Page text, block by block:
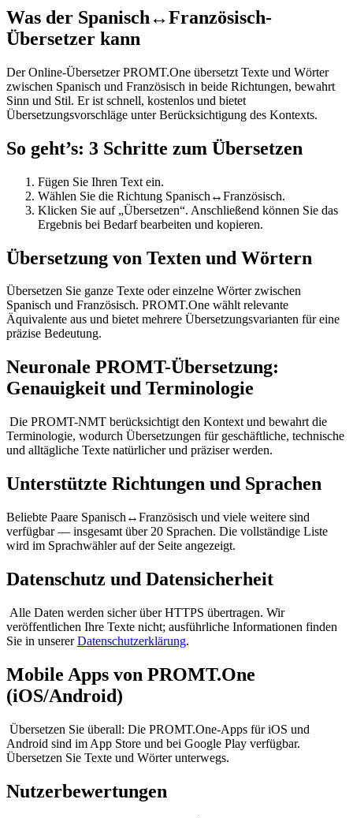
Was der Spanisch↔Französisch-
Übersetzer kann
Der Online-Übersetzer PROMT.One übersetzt Texte und Wörter
zwischen Spanisch und Französisch in beide Richtungen, bewahrt
Sinn und Stil. Er ist schnell, kostenlos und bietet
Übersetzungsvorschläge unter Berücksichtigung des Kontexts.
So geht’s: 3 Schritte zum Übersetzen
Fügen Sie Ihren Text ein.
Wählen Sie die Richtung Spanisch↔Französisch.
Klicken Sie auf „Übersetzen“. Anschließend können Sie das
Ergebnis bei Bedarf bearbeiten und kopieren.
Übersetzung von Texten und Wörtern
Übersetzen Sie ganze Texte oder einzelne Wörter zwischen
Spanisch und Französisch. PROMT.One wählt relevante
Äquivalente aus und bietet mehrere Übersetzungsvarianten für eine
präzise Bedeutung.
Neuronale PROMT-Übersetzung:
Genauigkeit und Terminologie
Die PROMT-NMT berücksichtigt den Kontext und bewahrt die
Terminologie, wodurch Übersetzungen für geschäftliche, technische
und alltägliche Texte natürlicher und präziser werden.
Unterstützte Richtungen und Sprachen
Beliebte Paare Spanisch↔Französisch und viele weitere sind
verfügbar — insgesamt über 20 Sprachen. Die vollständige Liste
wird im Sprachwähler auf der Seite angezeigt.
Datenschutz und Datensicherheit
Alle Daten werden sicher über HTTPS übertragen. Wir
veröffentlichen Ihre Texte nicht; ausführliche Informationen finden
Sie in unsererDatenschutzerklärung.
Mobile Apps von PROMT.One
(iOS/Android)
Übersetzen Sie überall: Die PROMT.One-Apps für iOS und
Android sind im App Store und bei Google Play verfügbar.
Übersetzen Sie Texte und Wörter unterwegs.
Nutzerbewertungen